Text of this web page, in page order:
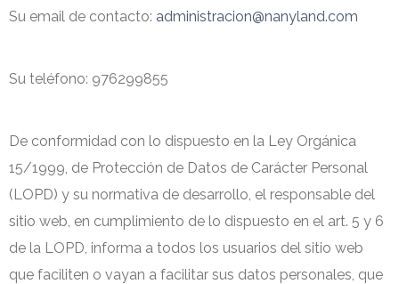
Su email de contacto: administracion@nanyland.com
Su teléfono: 976299855
De conformidad con lo dispuesto en la Ley Orgánica
15/1999, de Protección de Datos de Carácter Personal
(LOPD) y su normativa de desarrollo, el responsable del
sitio web, en cumplimiento de lo dispuesto en el art. 5 y 6
de la LOPD, informa a todos los usuarios del sitio web
que faciliten o vayan a facilitar sus datos personales, que